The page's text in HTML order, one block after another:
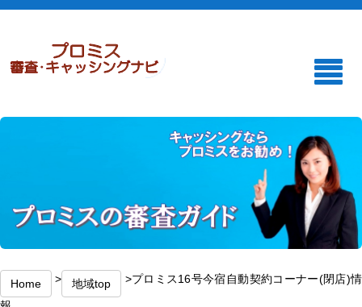
Home > 地域top >プロミス16号今宿自動契約コーナー(閉店)情